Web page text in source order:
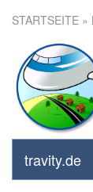
STARTSEITE »
travity.de